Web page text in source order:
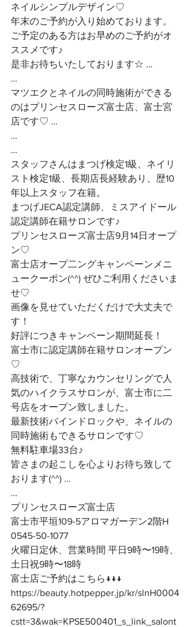
ネイルシンプルデザイン♡
年末のご予約が入り始めております。
ご予定のある方はお早めのご予約がオ
ススメです♪
是非お待ちいたしております☆ …
…
マツエクとネイルの同時施術ができる
のはプリンセスローズ富士店、富士宮
店です♡ …
…
…
スタッフさんはまつげ検定1級、ネイリ
スト検定1級、長期店長経験あり、歴10
年以上スタッフ在籍。
まつげJECA認定講師、ミスアイドール
認定講師在籍サロンです♪
プリンセスローズ富士店9月14日オープ
ン♡
富士店オープ二ングキャンペーンメニ
ュークーポン(^^) ぜひご利用くださいま
せ♡
画像を見せていただくだけで大丈夫で
す！
好評につきキャンペーン期間延長！
富士市に認定講師在籍サロンオープン
♡
高技術で、丁寧なカウンセリングで人
気のハイクラスサロンが、富士市に二
号店をオープン致しました。
最新技術バインドロックや、ネイルの
同時施術もできるサロンです♡
無料駐車場33台♪
皆さまの起こしを心よりお待ち致して
おります(^^) …
…
プリンセスローズ富士店
富士市平垣109-5アロマガーデン2階H
0545-50-1077
火曜日定休、営業時間 平日9時〜19時、
土日祝9時〜18時
富士店ご予約はこちら↓↓↓
https://beauty.hotpepper.jp/kr/slnH0004
62695/?
cstt=3&wak=KPSE500401_s_link_salont